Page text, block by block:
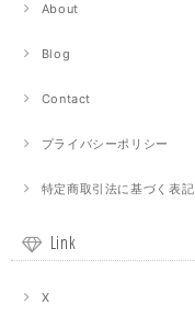
About
Blog
Contact
プライバシーポリシー
特定商取引法に基づく表記
Link
X